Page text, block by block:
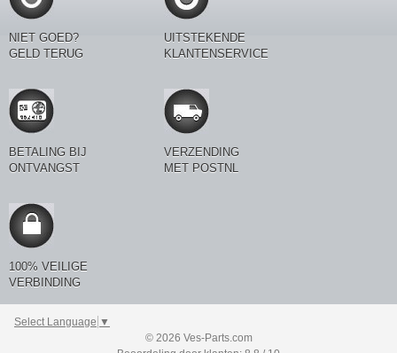
NIET GOED?
GELD TERUG
UITSTEKENDE
KLANTENSERVICE
BETALING BIJ
ONTVANGST
VERZENDING
MET POSTNL
100% VEILIGE
VERBINDING
Select Language ▼
© 2026 Ves-Parts.com